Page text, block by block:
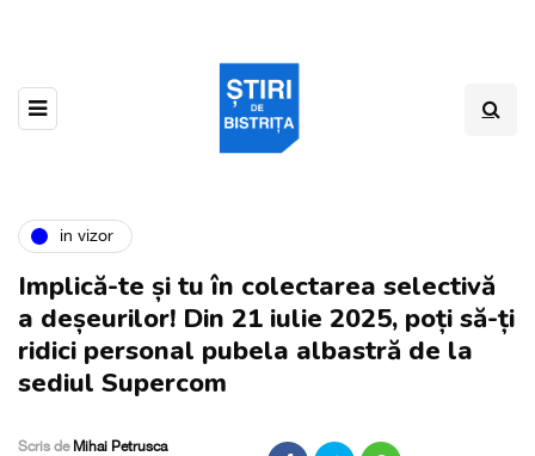
in vizor
Implică-te și tu în colectarea selectivă
a deșeurilor! Din 21 iulie 2025, poți să-ți
ridici personal pubela albastră de la
sediul Supercom
Scris de Mihai Petrusca